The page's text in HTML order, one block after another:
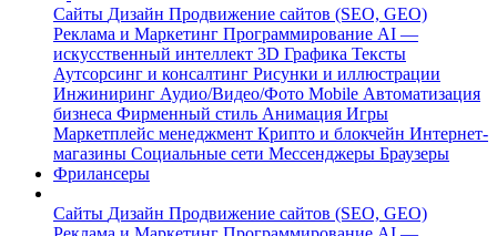
Сайты Дизайн Продвижение сайтов (SEO, GEO)
Реклама и Маркетинг Программирование AI —
искусственный интеллект 3D Графика Тексты
Аутсорсинг и консалтинг Рисунки и иллюстрации
Инжиниринг Аудио/Видео/Фото Mobile Автоматизация
бизнеса Фирменный стиль Анимация Игры
Маркетплейс менеджмент Крипто и блокчейн Интернет-
магазины Социальные сети Мессенджеры Браузеры
Фрилансеры
Сайты Дизайн Продвижение сайтов (SEO, GEO)